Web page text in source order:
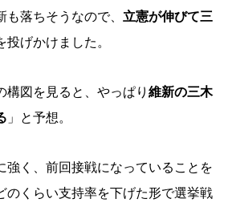
落ちそうなので、 立憲が伸びて三
投げかけました。
構図を見ると、やっぱり維新の三木
」と予想。
強く、前回接戦になっていることを
のくらい支持率を下げた形で選挙戦